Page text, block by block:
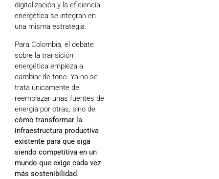
digitalización y la eficiencia
energética se integran en
una misma estrategia.
Para Colombia, el debate
sobre la transición
energética empieza a
cambiar de tono. Ya no se
trata únicamente de
reemplazar unas fuentes de
energía por otras, sino de
cómo transformar la
infraestructura productiva
existente para que siga
siendo competitiva en un
mundo que exige cada vez
más sostenibilidad.